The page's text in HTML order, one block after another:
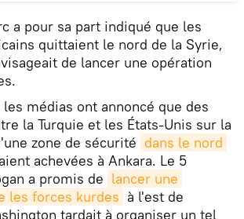
a pour sa part indiqué que les
quittaient le nord de la Syrie,
de lancer une opération
médias ont annoncé que des
la Turquie et les États-Unis sur la
zone de sécurité dans le nord
achevées à Ankara. Le 5
a promis de lancer une
les forces kurdes à l'est de
tardait à organiser un tel